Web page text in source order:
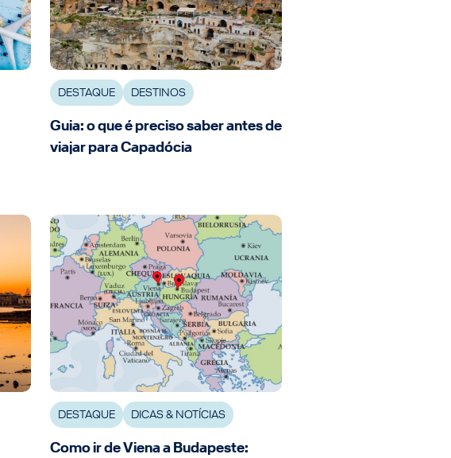
DESTAQUE DESTINOS
Guia: o que é preciso saber antes de
viajar para Capadócia
DESTAQUE DICAS & NOTÍCIAS
Como ir de Viena a Budapeste: